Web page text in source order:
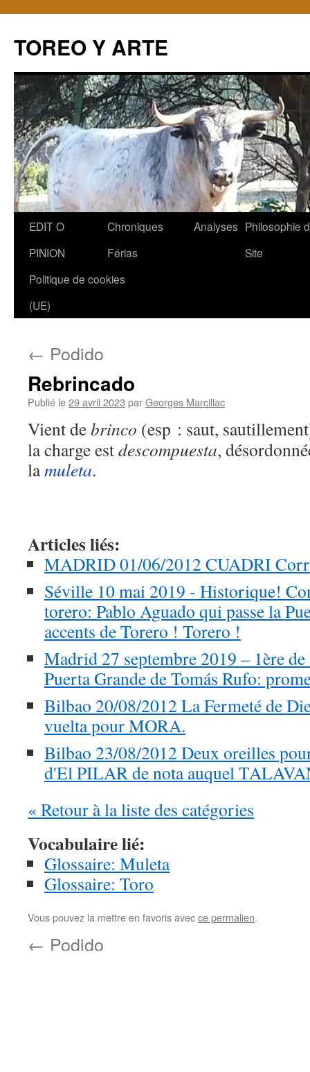
TOREO Y ARTE
Aller
contenu
EDIT O
PINION
Chroniques
Férias
Analyses Philosophie
Site
Politique de cookies
(UE)
← Podido
Rebrincado
Publié le29 avril 2023 parGeorges Marcillac
Vient debrinco (esp : saut,
la charge estdescompuesta,
lamuleta.
Articles liés:
MADRID 01/06/2012 CUADRI
Séville 10 mai 2019 - Historique!
torero: Pablo Aguado qui passe la
accents de Torero ! Torero !
Madrid 27 septembre 2019 – 1ère
Puerta Grande de Tomás Rufo:
Bilbao 20/08/2012 La Fermeté de
vuelta pour MORA.
Bilbao 23/08/2012 Deux oreilles
d'El PILAR de nota auquel
« Retour à la liste des catégories
Vocabulaire lié:
Glossaire: Muleta
Glossaire: Toro
Vous pouvez la mettre en favoris avecce permalien.
← Podido